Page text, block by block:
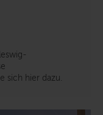
sich hier dazu.